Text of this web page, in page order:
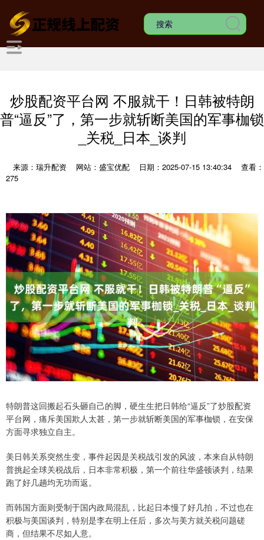
炒股配资平台网 不服就干！日韩被特朗
普“逼反”了，第一步就斩断美国的军事枷锁
_关税_日本_谈判
来源：瑞升配资 网站：盛宝优配 日期：2025-07-15 13:40:34
查看：
275
特朗普这回搬起石头砸自己的脚，硬生生把日韩给“逼反”了炒股配资
平台网，痛斥美国欺人太甚，第一步就斩断美国的军事枷锁，在安保
方面寻求独立自主。
美日韩关系突然生变，事件起因是关税战引发的风波，本来自从特朗
普挑起全球关税战后，日本非常积极，第一个前往华盛顿谈判，结果
跑了好几趟均无功而返。
而韩国方面则受制于国内政局混乱，比起日本慢了好几拍，不过也在
积极与美国谈判，特别是李在明上任后，多次与美方就关税问题磋
商，但结果不尽如人意。